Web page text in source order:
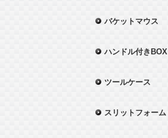
バケットマウス
ハンドル付きBOX
ツールケース
スリットフォーム